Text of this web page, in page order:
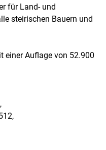
für Land- und
steirischen Bauern und
einer Auflage von 52.900